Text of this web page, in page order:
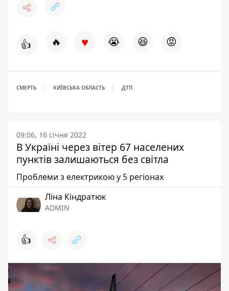
👍 🔥 ♥ 😭 😆 😡
СМЕРТЬ КИЇВСЬКА ОБЛАСТЬ ДТП
09:06, 16 січня 2022
В Україні через вітер 67 населених
пунктів залишаються без світла
Проблеми з електрикою у 5 регіонах
Ліна Кіндратюк
ADMIN
👍